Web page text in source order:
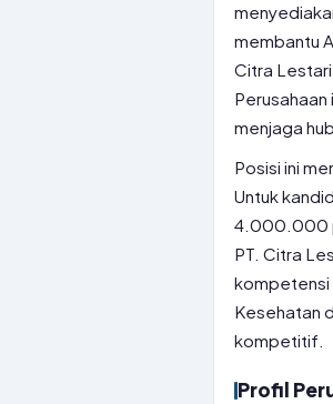
membantu
Citra
Perusahaan
menjaga
Posisi ini
Untuk
4.000.000
PT. Citra
kompetensi
Kesehatan
kompetitif.
Profil